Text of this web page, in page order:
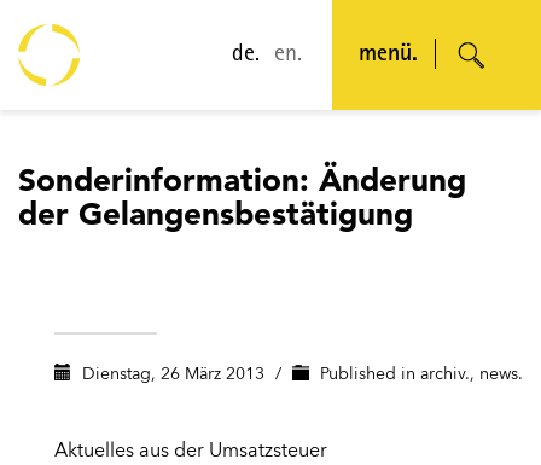
de. en. menü.
Sonderinformation: Änderung
der Gelangensbestätigung
Dienstag, 26 März 2013 / Published in archiv., news.
Aktuelles aus der Umsatzsteuer